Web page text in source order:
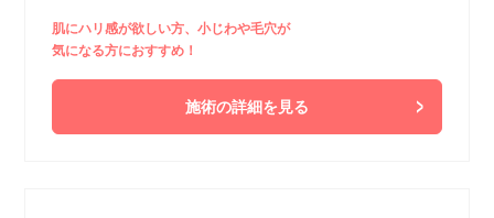
肌にハリ感が欲しい方、小じわや毛穴が
気になる方におすすめ！
施術の詳細を見る